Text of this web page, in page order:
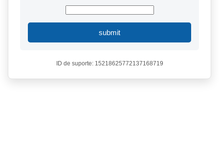
submit
ID de suporte: 15218625772137168719